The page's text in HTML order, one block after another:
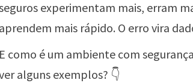
experimentam mais, erram
aprendem mais rápido. O erro vira
E como é um ambiente com
alguns exemplos? 👇